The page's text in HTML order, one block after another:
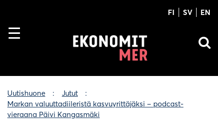
FI SV EN
Uutishuone
Jutut
Markan valuuttadiileristä kasvuyrittäjäksi – podcast-
vieraana Päivi Kangasmäki